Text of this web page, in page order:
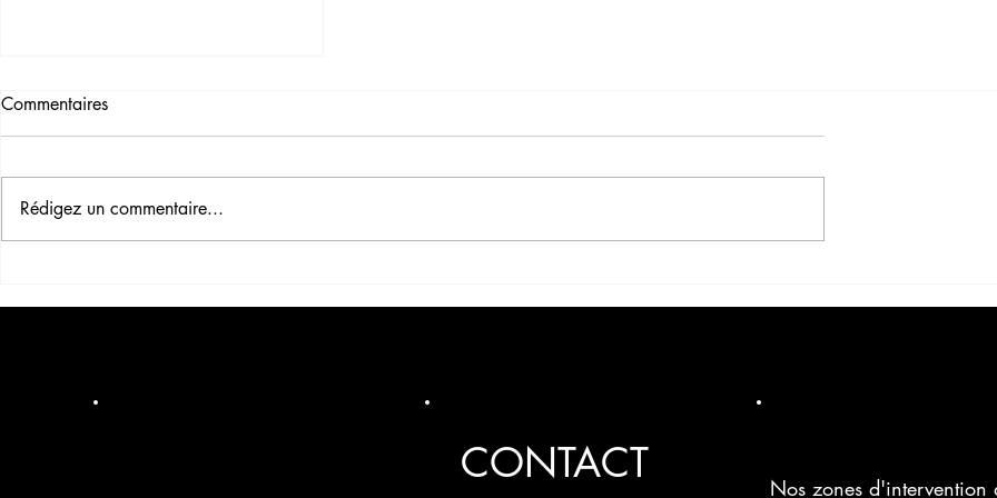
Action (CTA) en
Commentaires
Rédigez un commentaire...
CONTACT Nos zones d'intervention